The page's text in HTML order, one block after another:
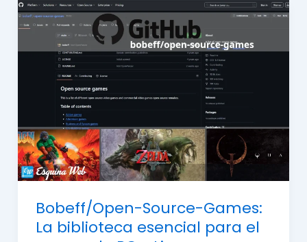
Bobeff/Open-Source-Games:
La biblioteca esencial para el
Bobeff/Open-
Source-
Games:
biblioteca
esencial
para
el
gamer
de
PC
y